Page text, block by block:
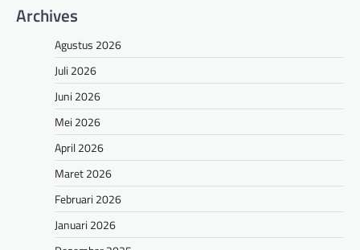
Archives
Agustus 2026
Juli 2026
Juni 2026
Mei 2026
April 2026
Maret 2026
Februari 2026
Januari 2026